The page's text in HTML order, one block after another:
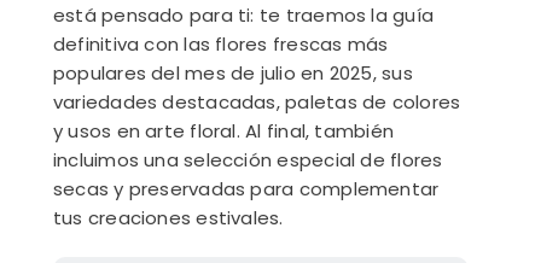
está pensado para ti: te traemos la guía
definitiva con las flores frescas más
populares del mes de julio en 2025, sus
variedades destacadas, paletas de colores
y usos en arte floral. Al final, también
incluimos una selección especial de flores
secas y preservadas para complementar
tus creaciones estivales.